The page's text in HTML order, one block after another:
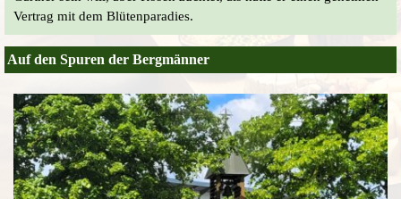
Vertrag mit dem Blütenparadies.
Auf den Spuren der Bergmänner